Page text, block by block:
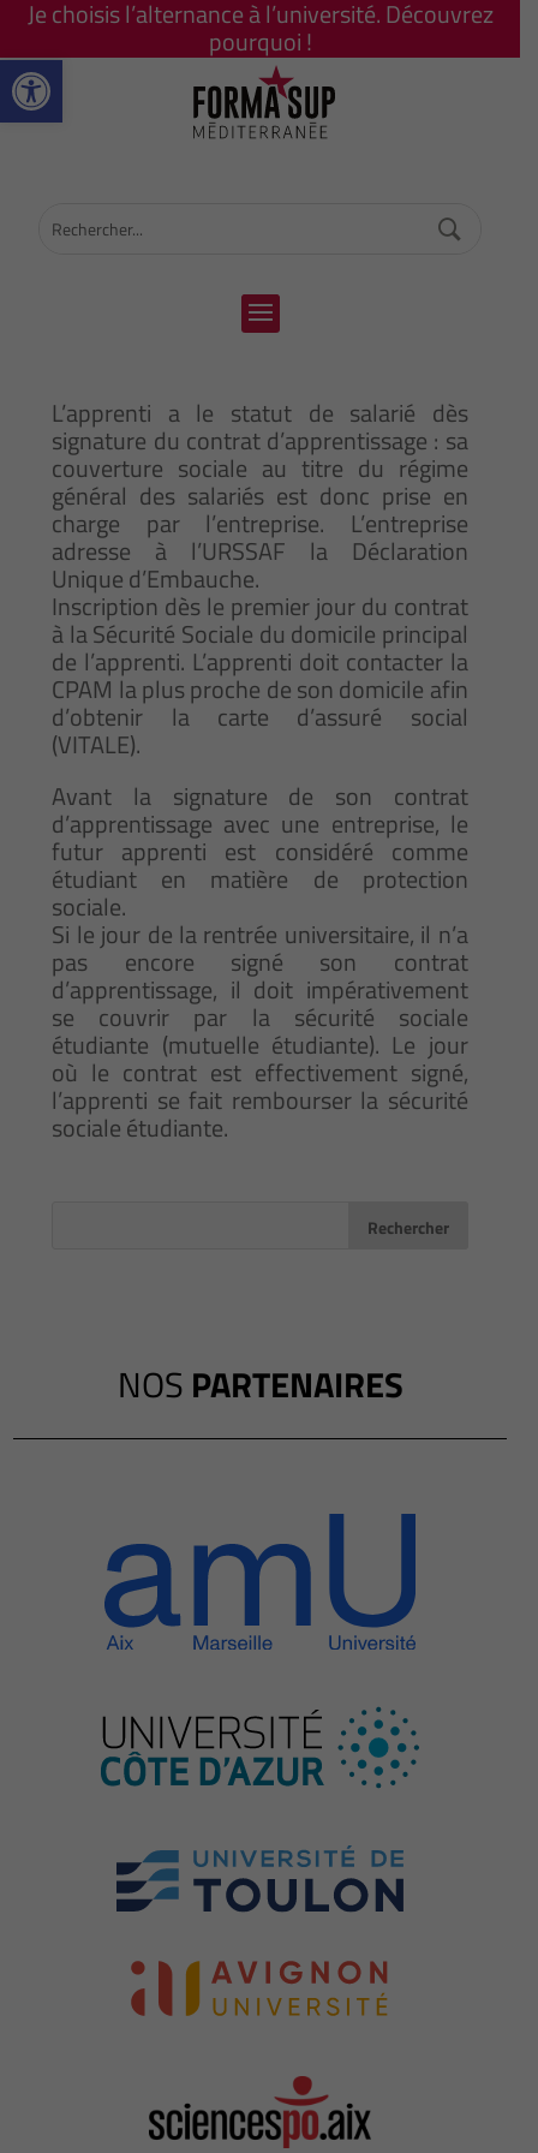
Ouvrir la barre d’outils
Je choisis l’alternance à l’université. Découvrez
pourquoi !
L’apprenti a le statut de salarié dès
signature du contrat d’apprentissage : sa
couverture sociale au titre du régime
général des salariés est donc prise en
charge par l’entreprise. L’entreprise
adresse à l’URSSAF la Déclaration
Unique d’Embauche.
Inscription dès le premier jour du contrat
à la Sécurité Sociale du domicile principal
de l’apprenti. L’apprenti doit contacter la
CPAM la plus proche de son domicile afin
d’obtenir la carte d’assuré social
(VITALE).
Avant la signature de son contrat
d’apprentissage avec une entreprise, le
futur apprenti est considéré comme
étudiant en matière de protection
sociale.
Si le jour de la rentrée universitaire, il n’a
pas encore signé son contrat
d’apprentissage, il doit impérativement
se couvrir par la sécurité sociale
étudiante (mutuelle étudiante). Le jour
où le contrat est effectivement signé,
l’apprenti se fait rembourser la sécurité
sociale étudiante.
NOS PARTENAIRES